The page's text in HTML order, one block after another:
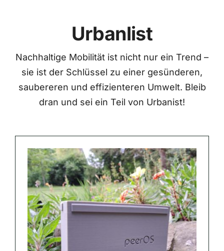
Urbanlist
Nachhaltige Mobilität ist nicht nur ein Trend –
sie ist der Schlüssel zu einer gesünderen,
saubereren und effizienteren Umwelt. Bleib
dran und sei ein Teil von Urbanist!